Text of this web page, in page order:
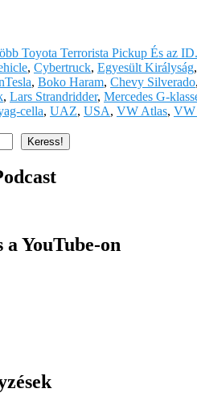
Toyota Terrorista Pickup És az
, Cybertruck, Egyesült Királyság,
, Boko Haram, Chevy Silverado,
, Lars Strandridder, Mercedes G-
cella, UAZ, USA, VW Atlas, VW
Keress!
YouTube-on